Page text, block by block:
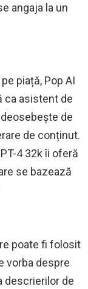
angaja la un
piață, Pop AI
ca asistent de
de
de conținut.
4 32k îi oferă
se bazează
poate fi folosit
vorba despre
descrierilor de